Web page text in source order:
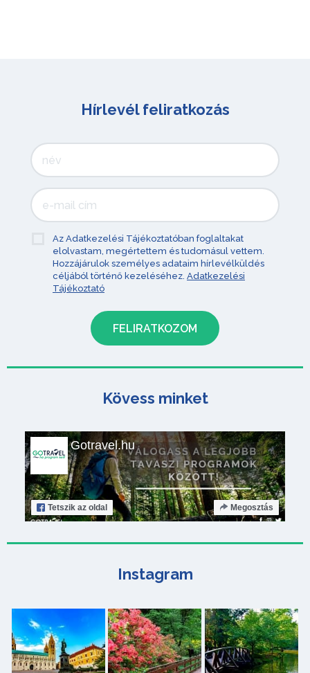
Hírlevél feliratkozás
Az Adatkezelési Tájékoztatóban foglaltakat
elolvastam, megértettem és tudomásul vettem.
Hozzájárulok személyes adataim hírlevélküldés
céljából történő kezeléséhez. Adatkezelési
Tájékoztató
Kövess minket
Gotravel.hu
Tetszik az oldal Megosztás
Instagram